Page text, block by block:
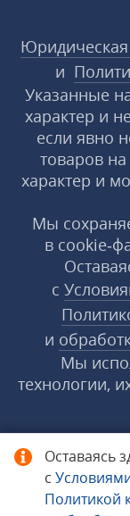
Оставаясь
с
Политикой
и
Указанные
характер и
если явно
товаров
характер и
Мы
в
с
и
Мы
технологии,
©